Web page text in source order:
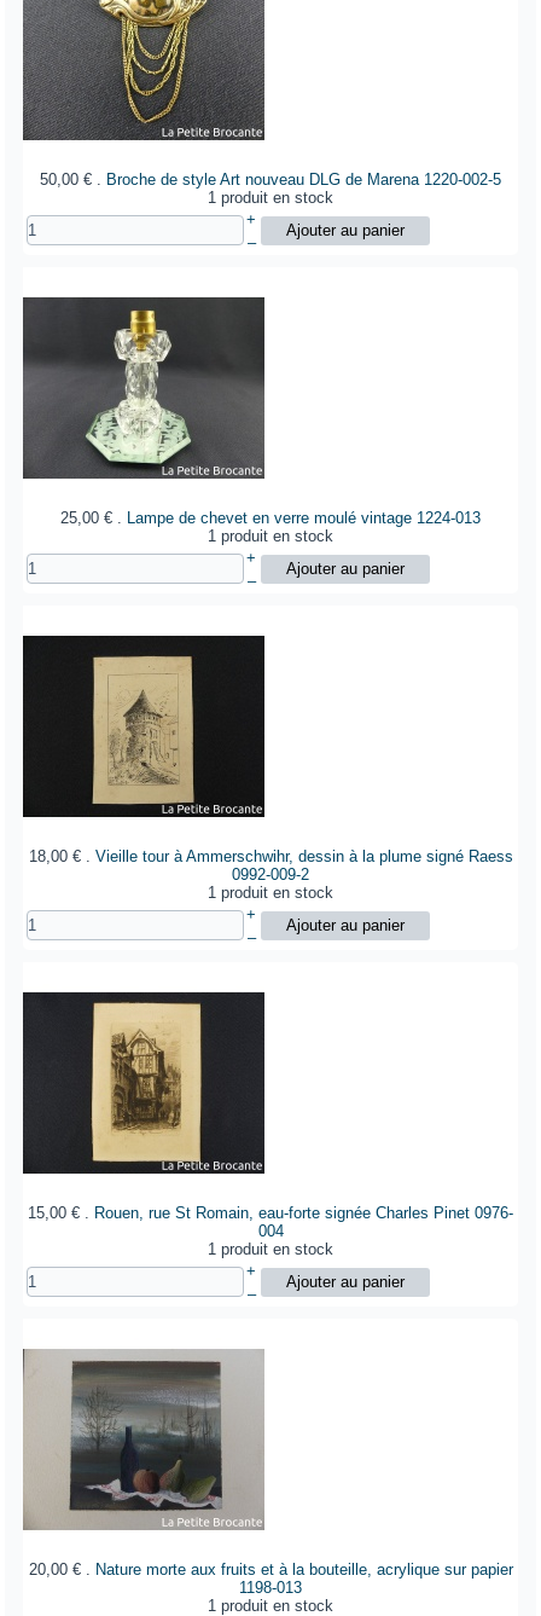
50,00 € Broche de style Art nouveau DLG de Marena 1220-002-5
1 produit en stock
+
–
25,00 € Lampe de chevet en verre moulé vintage 1224-013
1 produit en stock
+
–
18,00 €
Vieille tour à Ammerschwihr, dessin à la plume signé Raess
0992-009-2
1 produit en stock
+
–
15,00 € Rouen, rue St Romain, eau-forte signée Charles Pinet 0976-
004
1 produit en stock
+
–
20,00 €
Nature morte aux fruits et à la bouteille, acrylique sur papier
1198-013
1 produit en stock